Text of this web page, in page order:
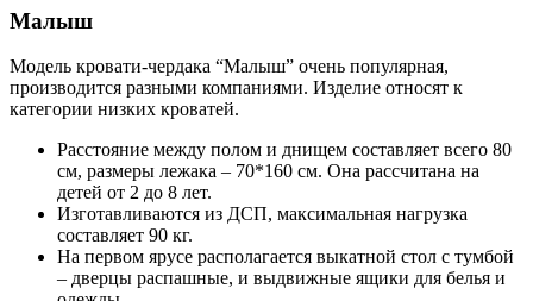
Малыш
Модель кровати-чердака “Малыш” очень популярная,
производится разными компаниями. Изделие относят к
категории низких кроватей.
Расстояние между полом и днищем составляет всего 80
см, размеры лежака – 70*160 см. Она рассчитана на
детей от 2 до 8 лет.
Изготавливаются из ДСП, максимальная нагрузка
составляет 90 кг.
На первом ярусе располагается выкатной стол с тумбой
– дверцы распашные, и выдвижные ящики для белья и